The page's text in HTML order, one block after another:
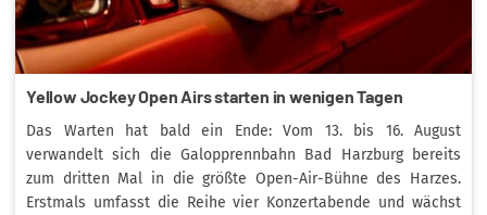
Yellow Jockey Open Airs starten in wenigen Tagen
Das Warten hat bald ein Ende: Vom 13. bis 16. August
verwandelt sich die Galopprennbahn Bad Harzburg bereits
zum dritten Mal in die größte Open-Air-Bühne des Harzes.
Erstmals umfasst die Reihe vier Konzertabende und wächst